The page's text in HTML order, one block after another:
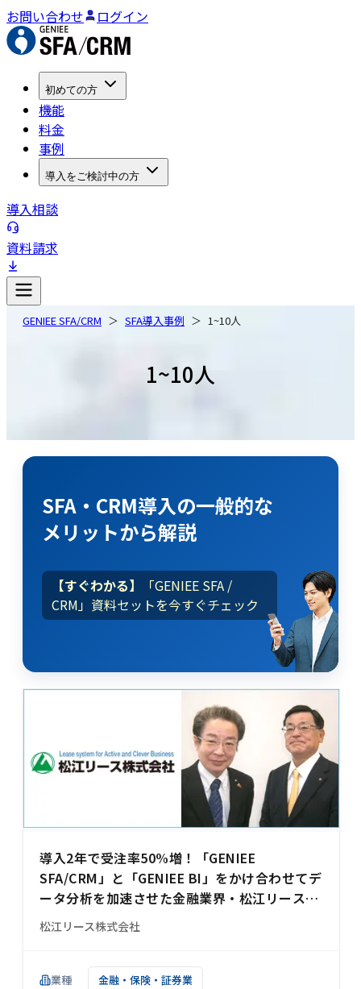
お問い合わせ ログイン
初めての方
機能
料金
事例
導入をご検討中の方
導入相談
資料請求
GENIEE SFA/CRM SFA導入事例 1~10人
1~10人
SFA・CRM導入の一般的な
メリットから解説
【すぐわかる】
「GENIEE SFA /
CRM」資料セットを今すぐチェック
導入2年で受注率50%増！「GENIEE
SFA/CRM」と「GENIEE BI」をかけ合わせてデ
ータ分析を加速させた金融業界・松江リース様
の事例
松江リース株式会社
業種 金融・保険・証券業